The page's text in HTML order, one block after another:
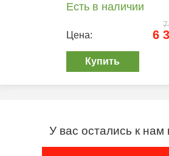
Есть в наличии
Цена: 6
Купить
У вас остались к нам